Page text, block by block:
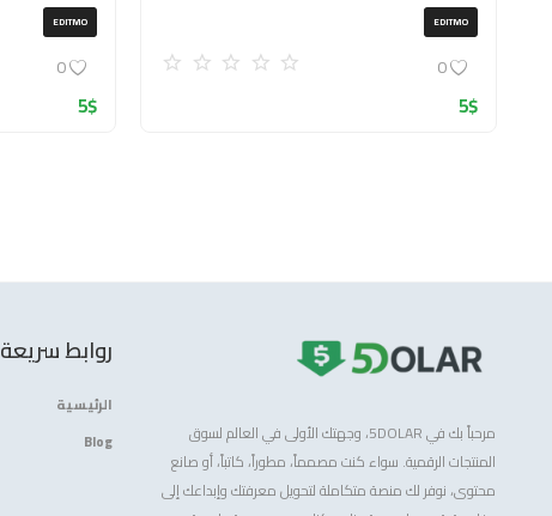
EDITMO
0
5$
(ZIP)
EDITMO
0
5$
مرحباً بك في 5DOLAR، وجهتك الأولى في العالم لسوق
المنتجات الرقمية. سواء كنت مصمماً، مطوراً، كاتباً، أو صانع
محتوى، نوفر لك منصة متكاملة لتحويل معرفتك وإبداعك إلى
روابط سريعة
الرئيسية
Blog